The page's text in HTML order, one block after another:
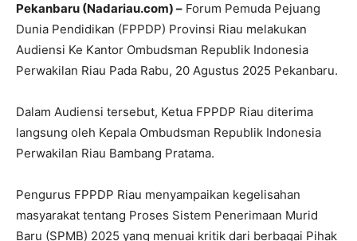
Pekanbaru (Nadariau.com) – Forum Pemuda Pejuang
Dunia Pendidikan (FPPDP) Provinsi Riau melakukan
Audiensi Ke Kantor Ombudsman Republik Indonesia
Perwakilan Riau Pada Rabu, 20 Agustus 2025 Pekanbaru.
Dalam Audiensi tersebut, Ketua FPPDP Riau diterima
langsung oleh Kepala Ombudsman Republik Indonesia
Perwakilan Riau Bambang Pratama.
Pengurus FPPDP Riau menyampaikan kegelisahan
masyarakat tentang Proses Sistem Penerimaan Murid
Baru (SPMB) 2025 yang menuai kritik dari berbagai Pihak